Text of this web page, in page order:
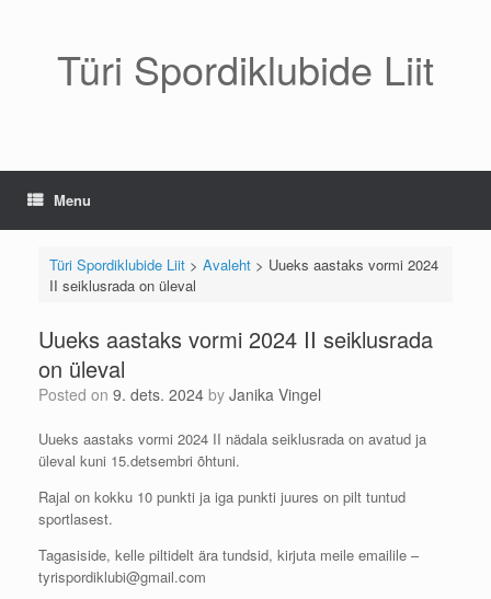
Türi Spordiklubide Liit
Menu
Türi Spordiklubide Liit> Avaleht> Uueks aastaks vormi 2024
II seiklusrada on üleval
Uueks aastaks vormi 2024 II seiklusrada
on üleval
Posted on 9. dets. 2024 by Janika Vingel
Uueks aastaks vormi 2024 II nädala seiklusrada on avatud ja
üleval kuni 15.detsembri õhtuni.
Rajal on kokku 10 punkti ja iga punkti juures on pilt tuntud
sportlasest.
Tagasiside, kelle piltidelt ära tundsid, kirjuta meile emailile –
tyrispordiklubi@gmail.com